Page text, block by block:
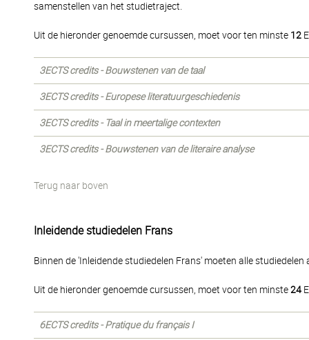
samenstellen van het studietraject.
Uit de hieronder genoemde cursussen, moet voor ten minste 12
3ECTS credits - Bouwstenen van de taal
3ECTS credits - Europese literatuurgeschiedenis
3ECTS credits - Taal in meertalige contexten
3ECTS credits - Bouwstenen van de literaire analyse
Terug naar boven
Inleidende studiedelen Frans
Binnen de 'Inleidende studiedelen Frans' moeten alle
Uit de hieronder genoemde cursussen, moet voor ten minste24
6ECTS credits - Pratique du français I